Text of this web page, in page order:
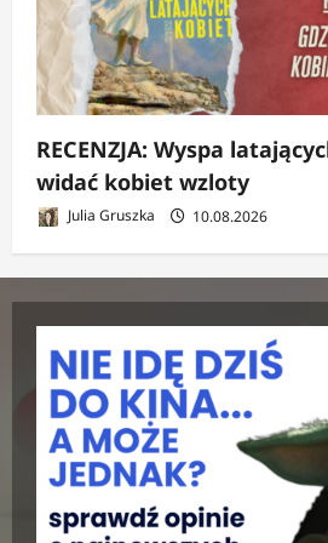
RECENZJA: Wyspa
widać kobiet wzloty
Julia Gruszka 10.08.2026